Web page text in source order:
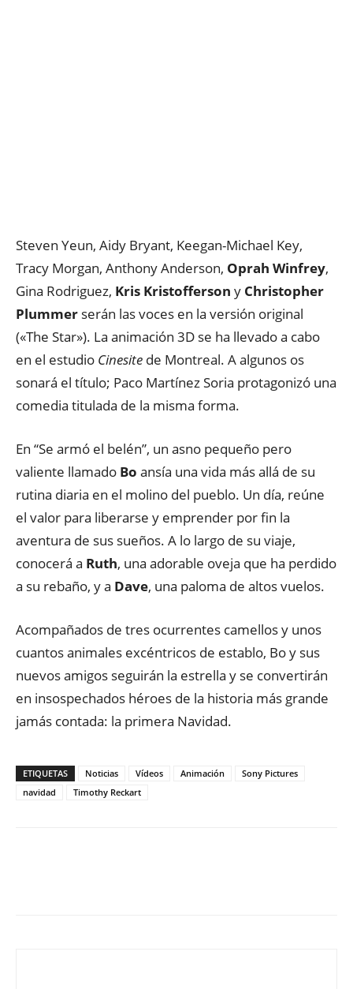
Steven Yeun, Aidy Bryant, Keegan-Michael Key,
Tracy Morgan, Anthony Anderson, Oprah Winfrey,
Gina Rodriguez, Kris Kristofferson y Christopher
Plummer serán las voces en la versión original
(«The Star»). La animación 3D se ha llevado a cabo
en el estudio Cinesite de Montreal. A algunos os
sonará el título; Paco Martínez Soria protagonizó una
comedia titulada de la misma forma.
En “Se armó el belén”, un asno pequeño pero
valiente llamado Bo ansía una vida más allá de su
rutina diaria en el molino del pueblo. Un día, reúne
el valor para liberarse y emprender por fin la
aventura de sus sueños. A lo largo de su viaje,
conocerá a Ruth, una adorable oveja que ha perdido
a su rebaño, y a Dave, una paloma de altos vuelos.
Acompañados de tres ocurrentes camellos y unos
cuantos animales excéntricos de establo, Bo y sus
nuevos amigos seguirán la estrella y se convertirán
en insospechados héroes de la historia más grande
jamás contada: la primera Navidad.
ETIQUETAS Noticias Vídeos Animación
Sony Pictures
navidad
Timothy Reckart